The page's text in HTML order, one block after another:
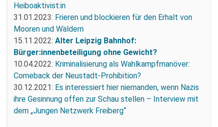
Heiboaktivist:in
31.01.2023: Frieren und blockieren für den Erhalt von
Mooren und Wäldern
15.11.2022: Alter Leipzig Bahnhof:
Bürger:innenbeteiligung ohne Gewicht?
10.04.2022: Kriminalisierung als Wahlkampfmanöver:
Comeback der Neustadt-Prohibition?
30.12.2021: Es interessiert hier niemanden, wenn Nazis
ihre Gesinnung offen zur Schau stellen – Interview mit
dem „Jungen Netzwerk Freiberg“